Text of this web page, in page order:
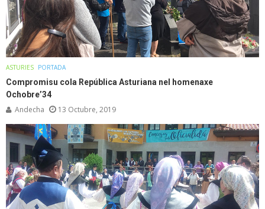
ASTURIES PORTADA
Compromisu cola República Asturiana nel homenaxe
Ochobre’34
Andecha 13 Octubre, 2019